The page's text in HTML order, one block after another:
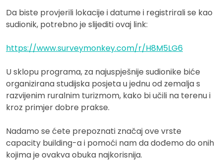
Da biste provjerili lokacije i datume i registrirali se kao
sudionik, potrebno je slijediti ovaj link:
https://www.surveymonkey.com/r/H8M5LG6
U sklopu programa, za najuspješnije sudionike biće
organizirana studijska posjeta u jednu od zemalja s
razvijenim ruralnim turizmom, kako bi učili na terenu i
kroz primjer dobre prakse.
Nadamo se ćete prepoznati značaj ove vrste
capacity building-a i pomoći nam da dođemo do onih
kojima je ovakva obuka najkorisnija.